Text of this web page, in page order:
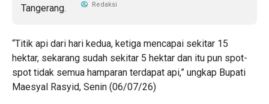
Redaksi
“Titik api dari hari kedua, ketiga mencapai sekitar 15
hektar, sekarang sudah sekitar 5 hektar dan itu pun spot-
spot tidak semua hamparan terdapat api,” ungkap Bupati
Maesyal Rasyid, Senin (06/07/26)